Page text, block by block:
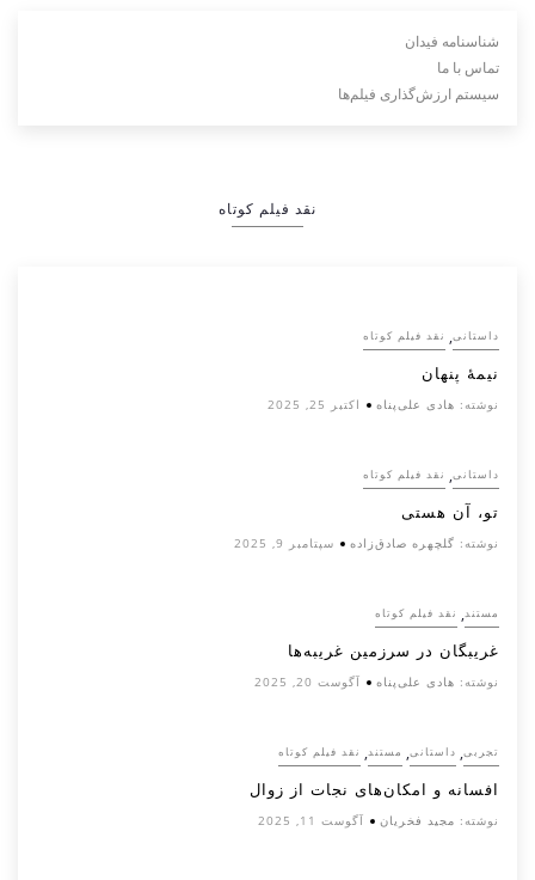
شناسنامه فیدان
تماس با ما
سیستم ارزش‌گذاری فیلم‌ها
نقد فیلم کوتاه
داستانی, نقد فیلم کوتاه
نیمۀ پنهان
نوشته: هادی علی‌پناه اکتبر 25, 2025
داستانی, نقد فیلم کوتاه
تو، آن هستی
نوشته: گلچهره صادق‌زاده سپتامبر 9, 2025
مستند, نقد فیلم کوتاه
غریبگان در سرزمین غریبه‌ها
نوشته: هادی علی‌پناه آگوست 20, 2025
تجربی, داستانی, مستند, نقد فیلم کوتاه
افسانه‌ و امکان‌های نجات از زوال
نوشته: مجید فخریان آگوست 11, 2025